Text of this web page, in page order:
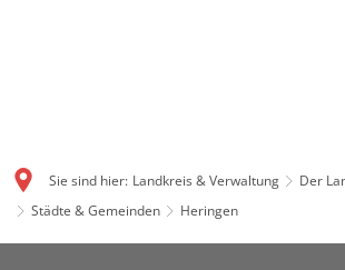
Sie sind hier: Landkreis & Verwaltung
Der
Städte & Gemeinden
Heringen